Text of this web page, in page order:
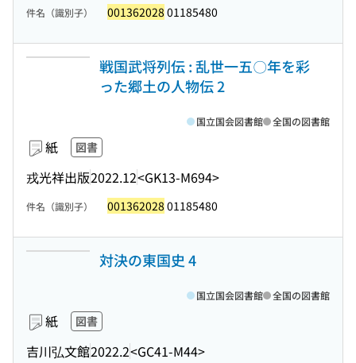
件名（識別子） 001362028 01185480
戦国武将列伝 : 乱世一五〇年を彩
った郷土の人物伝 2
紙 図書
戎光祥出版2022.12<GK13-M694>
国立国会図書館 全国の図書館
件名（識別子） 001362028 01185480
対決の東国史 4
紙 図書
吉川弘文館2022.2<GC41-M44>
国立国会図書館 全国の図書館